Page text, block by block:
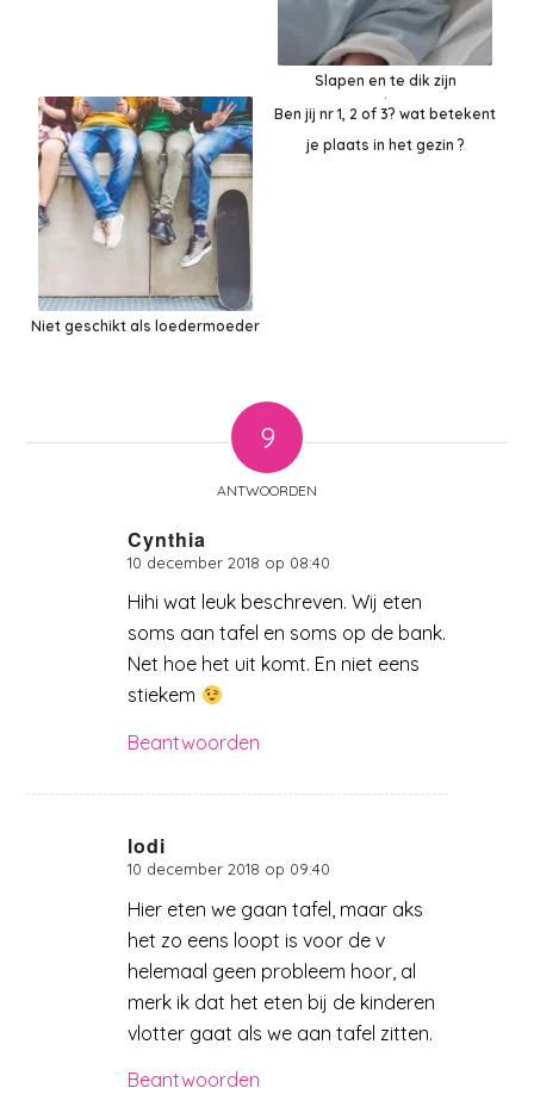
Slapen en te dik zijn
Niet geschikt als loedermoeder
Ben jij nr 1, 2 of 3? wat betekent
je plaats in het gezin ?
9
ANTWOORDEN
Cynthia
zegt:
10 december 2018 op 08:40
Hihi wat leuk beschreven. Wij eten
soms aan tafel en soms op de bank.
Net hoe het uit komt. En niet eens
stiekem
Beantwoorden
lodi
zegt:
10 december 2018 op 09:40
Hier eten we gaan tafel, maar aks
het zo eens loopt is voor de v
helemaal geen probleem hoor, al
merk ik dat het eten bij de kinderen
vlotter gaat als we aan tafel zitten.
Beantwoorden